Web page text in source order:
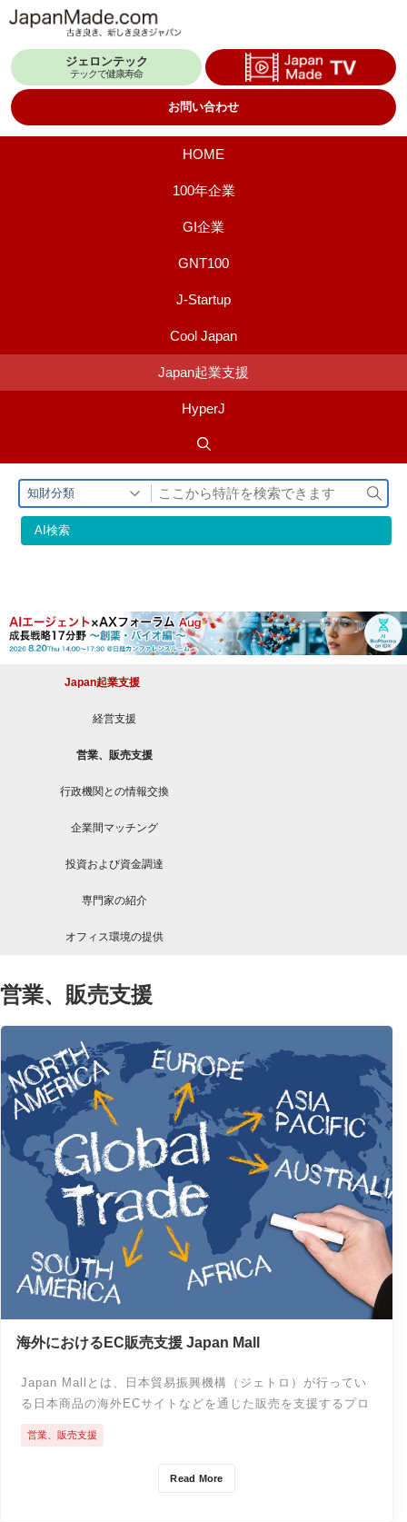
テ
ジェロンテック
テックで健康寿命
お問い合わせ
HOME
100年企業
GI企業
GNT100
J-Startup
Cool Japan
Japan起業支援
HyperJ
知財分類
検
索
AI検索
Japan起業支援
経営支援
営業、販売支援
行政機関との情報交換
企業間マッチング
投資および資金調達
専門家の紹介
オフィス環境の提供
営業、販売支援
海外におけるEC販売支援 Japan Mall
Japan Mallとは、日本貿易振興機構（ジェトロ）が行ってい
る日本商品の海外ECサイトなどを通じた販売を支援するプロ
Read More
営業、販売支援